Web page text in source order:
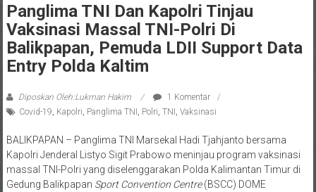
Panglima TNI Dan Kapolri Tinjau
Vaksinasi Massal TNI-Polri Di
Balikpapan, Pemuda LDII Support Data
Entry Polda Kaltim
Diposkan Oleh:Lukman Hakim
1 Komentar
Covid-19 Kapolri Panglima TNI Polri TNI Vaksinasi
BALIKPAPAN – Panglima TNI Marsekal Hadi Tjahjanto bersama
Kapolri Jenderal Listyo Sigit Prabowo meninjau program vaksinasi
massal TNI-Polri yang diselenggarakan Polda Kalimantan Timur di
Gedung Balikpapan Sport Convention Centre(BSCC) DOME